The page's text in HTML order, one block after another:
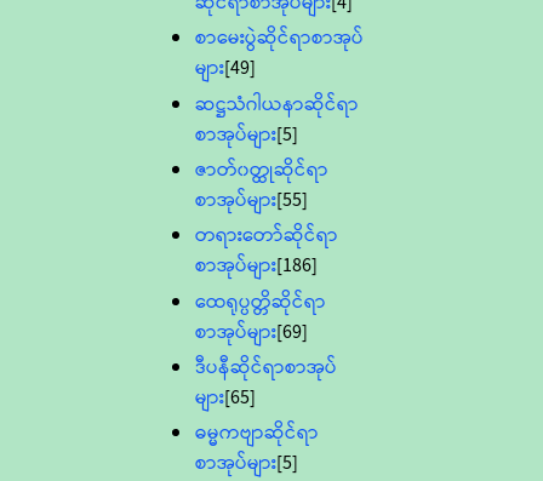
စာမေးပွဲဆိုင်ရာစာအုပ်
များ[49]
ဆဋ္ဌသံဂါယနာဆိုင်ရာ
စာအုပ်များ[5]
ဇာတ်၀တ္ထုဆိုင်ရာ
စာအုပ်များ[55]
တရားတော်ဆိုင်ရာ
စာအုပ်များ[186]
ထေရုပ္ပတ္တိဆိုင်ရာ
စာအုပ်များ[69]
ဒီပနီဆိုင်ရာစာအုပ်
များ[65]
ဓမ္မကဗျာဆိုင်ရာ
စာအုပ်များ[5]